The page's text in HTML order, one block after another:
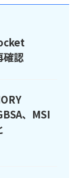
確認
、MSI